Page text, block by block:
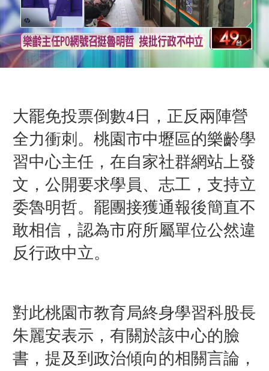
大罷免投票倒數4日，正反兩陣營
全力衝刺。桃園市中壢區的樂齡學
習中心主任，在自家社群網站上發
文，公開要求學員、志工，支持立
委魯明哲。罷團接獲通報後簡直不
敢相信，認為市府所屬單位公然違
反行政中立。
對此桃園市教育局終身學習科股長
朱麗安表示，有關於該中心的臉
書，提及到政治傾向的相關言論，